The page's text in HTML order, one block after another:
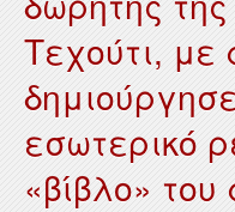
Τεχούτι,
εσωτερικό
«βίβλο»